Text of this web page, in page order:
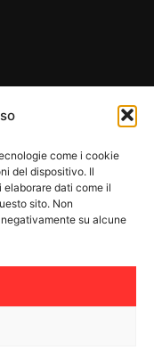
come i cookie
del dispositivo. Il
dati come il
sito. Non
su alcune